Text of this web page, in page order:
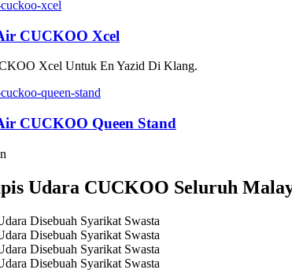
CUCKOO Xcel
Xcel Untuk En Yazid Di Klang.
CUCKOO Queen Stand
Udara CUCKOO Seluruh
Disebuah Syarikat Swasta
Disebuah Syarikat Swasta
Disebuah Syarikat Swasta
Disebuah Syarikat Swasta